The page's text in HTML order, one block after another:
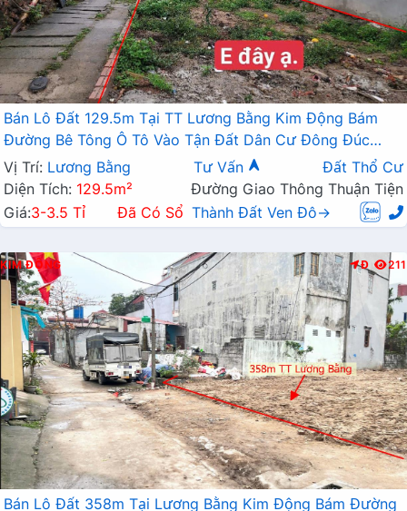
Bán Lô Đất 129.5m Tại TT Lương Bằng Kim Động Bám
Đường Bê Tông Ô Tô Vào Tận Đất Dân Cư Đông Đúc
Thân Thiện Giá Đầu Tư
Vị Trí: Lương Bằng Tư Vấn
Đất Thổ Cư
Diện Tích: 129.5m²
Đường Giao Thông Thuận Tiện
Giá:3-3.5 Tỉ Đã Có Sổ Thành Đất Ven Đô→
KIM ĐỘNG Đ 211
Bán Lô Đất 358m Tại Lương Bằng Kim Động Bám Đường